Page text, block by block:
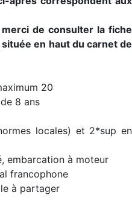
de consulter la fiche
en haut du carnet de
20
8 ans
locales) et 2*sup en
embarcation à moteur
francophone
à partager